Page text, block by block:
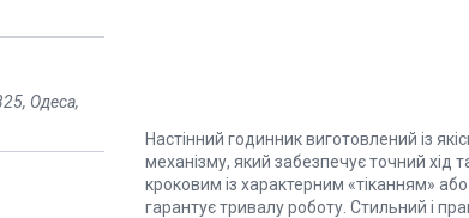
Настінний годинник виготовлений із
механізму, який забезпечує точний хід
кроковим із характерним «тіканням»
гарантує тривалу роботу. Стильний і
Одеса,